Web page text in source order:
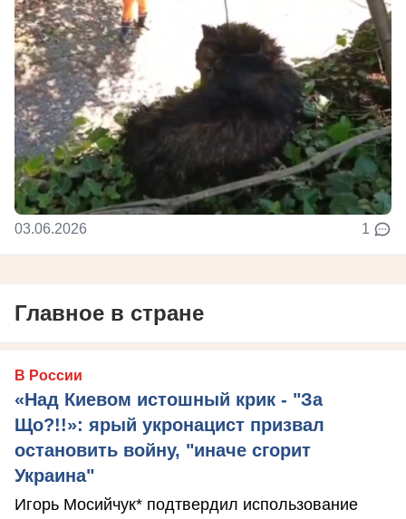
03.06.2026 1
Главное в стране
В России
«Над Киевом истошный крик - "За
Що?!!»: ярый укронацист призвал
остановить войну, "иначе сгорит
Украина"
Игорь Мосийчук* подтвердил использование